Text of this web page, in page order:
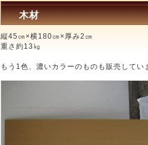
木材
縦45㎝×横180㎝×厚み2㎝
重さ約13㎏
もう1色、濃いカラーのものも販売してい